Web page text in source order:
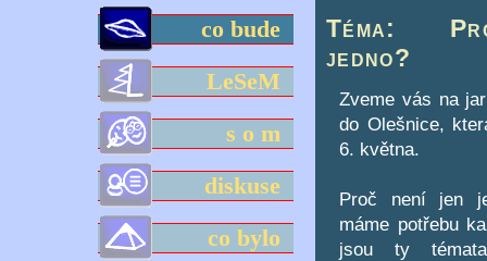
co bude
LeSeM
s o m
diskuse
co bylo
Téma:
jedno?
Zveme vás na
do Olešnice,
6. května.
Proč není jen
máme potřebu
jsou ty